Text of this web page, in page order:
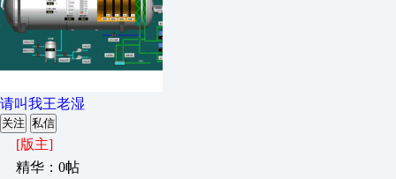
请叫我王老湿
关注 私信
[版主]
精华：0帖